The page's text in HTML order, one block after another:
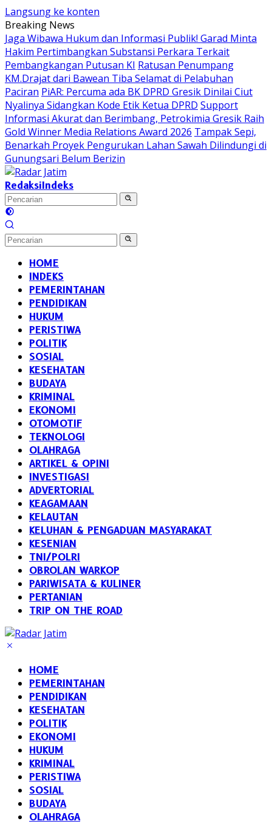
Langsung ke konten
Breaking News
Jaga Wibawa Hukum dan Informasi Publik! Garad Minta
Hakim Pertimbangkan Substansi Perkara Terkait
Pembangkangan Putusan KI Ratusan Penumpang
KM.Drajat dari Bawean Tiba Selamat di Pelabuhan
Paciran PiAR: Percuma ada BK DPRD Gresik Dinilai Ciut
Nyalinya Sidangkan Kode Etik Ketua DPRD Support
Informasi Akurat dan Berimbang, Petrokimia Gresik Raih
Gold Winner Media Relations Award 2026 Tampak Sepi,
Benarkah Proyek Pengurukan Lahan Sawah Dilindungi di
Gunungsari Belum Berizin
RedaksiIndeks
HOME
INDEKS
PEMERINTAHAN
PENDIDIKAN
HUKUM
PERISTIWA
POLITIK
SOSIAL
KESEHATAN
BUDAYA
KRIMINAL
EKONOMI
OTOMOTIF
TEKNOLOGI
OLAHRAGA
ARTIKEL & OPINI
INVESTIGASI
ADVERTORIAL
KEAGAMAAN
KELAUTAN
KELUHAN & PENGADUAN MASYARAKAT
KESENIAN
TNI/POLRI
OBROLAN WARKOP
PARIWISATA & KULINER
PERTANIAN
TRIP ON THE ROAD
HOME
PEMERINTAHAN
PENDIDIKAN
KESEHATAN
POLITIK
EKONOMI
HUKUM
KRIMINAL
PERISTIWA
SOSIAL
BUDAYA
OLAHRAGA